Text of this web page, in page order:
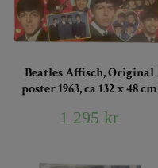
Beatles Affisch, Original
poster 1963, ca 132 x 48 cm
1 295 kr